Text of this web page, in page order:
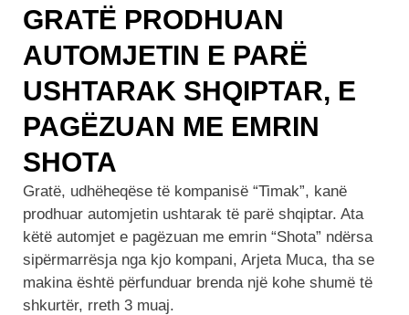
GRATË PRODHUAN
AUTOMJETIN E PARË
USHTARAK SHQIPTAR, E
PAGËZUAN ME EMRIN
SHOTA
Gratë, udhëheqëse të kompanisë “Timak”, kanë
prodhuar automjetin ushtarak të parë shqiptar. Ata
këtë automjet e pagëzuan me emrin “Shota” ndërsa
sipërmarrësja nga kjo kompani, Arjeta Muca, tha se
makina është përfunduar brenda një kohe shumë të
shkurtër, rreth 3 muaj.